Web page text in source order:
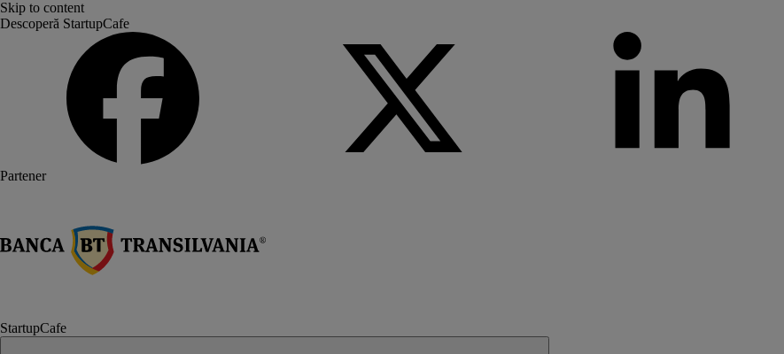
Skip to content
Descoperă StartupCafe
Partener
StartupCafe